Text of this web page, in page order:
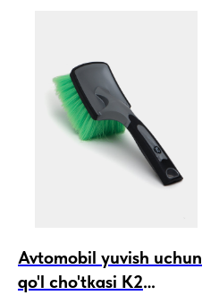
Avtomobil yuvish uchun
qo'l cho'tkasi K2